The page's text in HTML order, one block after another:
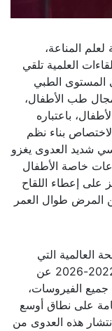
المناعة،
العلمية تلقي
المستوى الطبي
مجال طب الأطفال،
باعتباره
بناء نظم
شديد العدوى يغزو
خاصة الأطفال
على إعطاء اللقاح
طوال العمر
العالمية التي
تهدف الى استئصال شلل الأطفال للفترة 2022-2026 عن
الفيروسات،
على نطاق أوسع
هذه العدوى من